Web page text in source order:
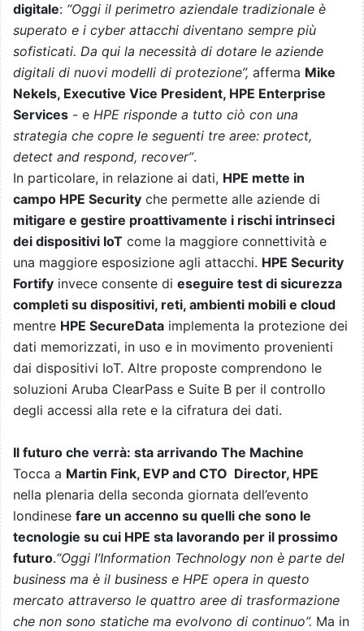
digitale: “Oggi il perimetro aziendale tradizionale è
superato e i cyber attacchi diventano sempre più
sofisticati. Da qui la necessità di dotare le aziende
digitali di nuovi modelli di protezione”, afferma Mike
Nekels, Executive Vice President, HPE Enterprise
Services - e HPE risponde a tutto ciò con una
strategia che copre le seguenti tre aree: protect,
detect and respond, recover”.
In particolare, in relazione ai dati, HPE mette in
campo HPE Security che permette alle aziende di
mitigare e gestire proattivamente i rischi intrinseci
dei dispositivi IoT come la maggiore connettività e
una maggiore esposizione agli attacchi. HPE Security
Fortify invece consente di eseguire test di sicurezza
completi su dispositivi, reti, ambienti mobili e cloud
mentre HPE SecureData implementa la protezione dei
dati memorizzati, in uso e in movimento provenienti
dai dispositivi IoT. Altre proposte comprendono le
soluzioni Aruba ClearPass e Suite B per il controllo
degli accessi alla rete e la cifratura dei dati.
Il futuro che verrà: sta arrivando The Machine
Tocca a Martin Fink, EVP and CTO Director, HPE
nella plenaria della seconda giornata dell’evento
londinese fare un accenno su quelli che sono le
tecnologie su cui HPE sta lavorando per il prossimo
futuro.“Oggi l’Information Technology non è parte del
business ma è il business e HPE opera in questo
mercato attraverso le quattro aree di trasformazione
che non sono statiche ma evolvono di continuo”. Ma in